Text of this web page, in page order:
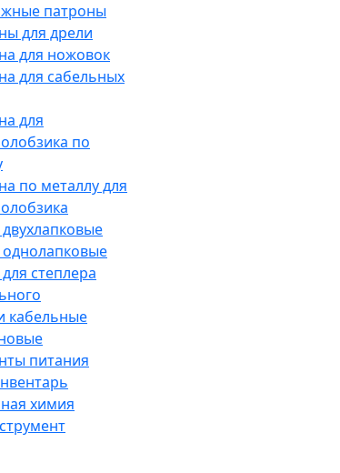
патроны
для дрели
для ножовок
для сабельных
для
по
по металлу для
степлера
кабельные
питания
химия